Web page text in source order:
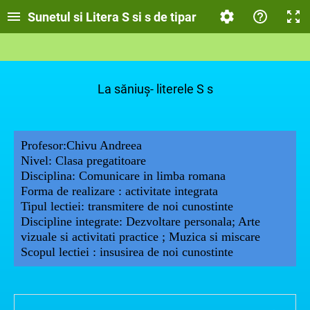
Sunetul si Litera S si s de tipar
La săniuș- literele S s
Profesor:Chivu Andreea
Nivel: Clasa pregatitoare
Disciplina: Comunicare in limba romana
Forma de realizare : activitate integrata
Tipul lectiei: transmitere de noi cunostinte
Discipline integrate: Dezvoltare personala; Arte
vizuale si activitati practice ; Muzica si miscare
Scopul lectiei : insusirea de noi cunostinte